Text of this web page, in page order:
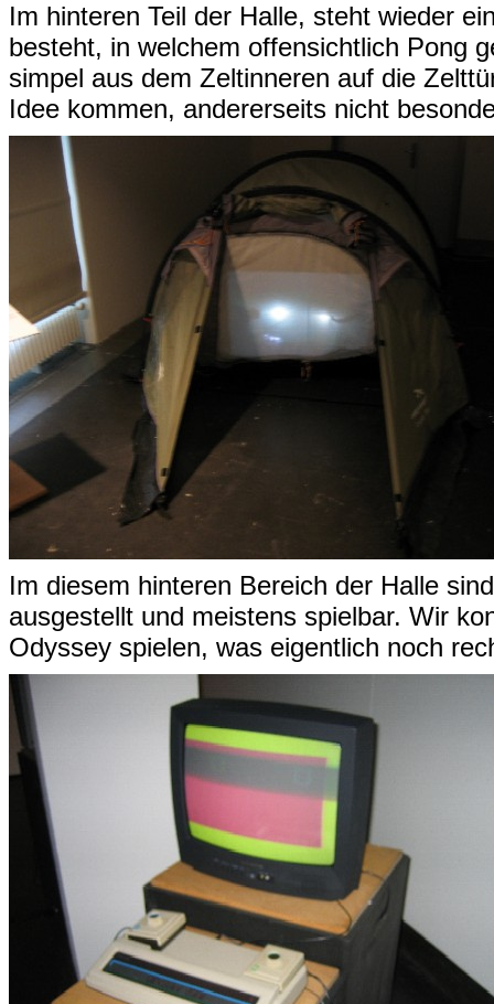
Im hinteren Teil der Halle, steht wieder
besteht, in welchem offensichtlich Pong
simpel aus dem Zeltinneren auf die
Idee kommen, andererseits nicht
Im diesem hinteren Bereich der Halle
ausgestellt und meistens spielbar. Wir
Odyssey spielen, was eigentlich noch